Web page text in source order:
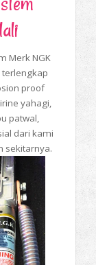
Merk NGK
terlengkap
proof
yahagi,
patwal,
dari kami
sekitarnya.